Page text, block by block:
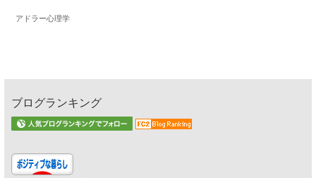
アドラー心理学
ブログランキング